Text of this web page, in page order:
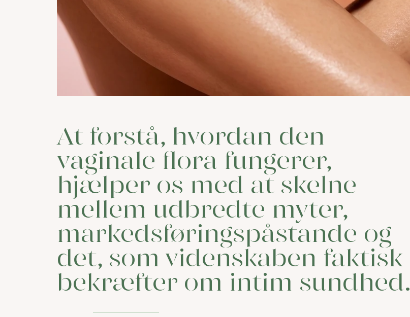
At forstå, hvordan den
vaginale flora fungerer,
hjælper os med at skelne
mellem udbredte myter,
markedsføringspåstande og
det, som videnskaben faktisk
bekræfter om intim sundhed.